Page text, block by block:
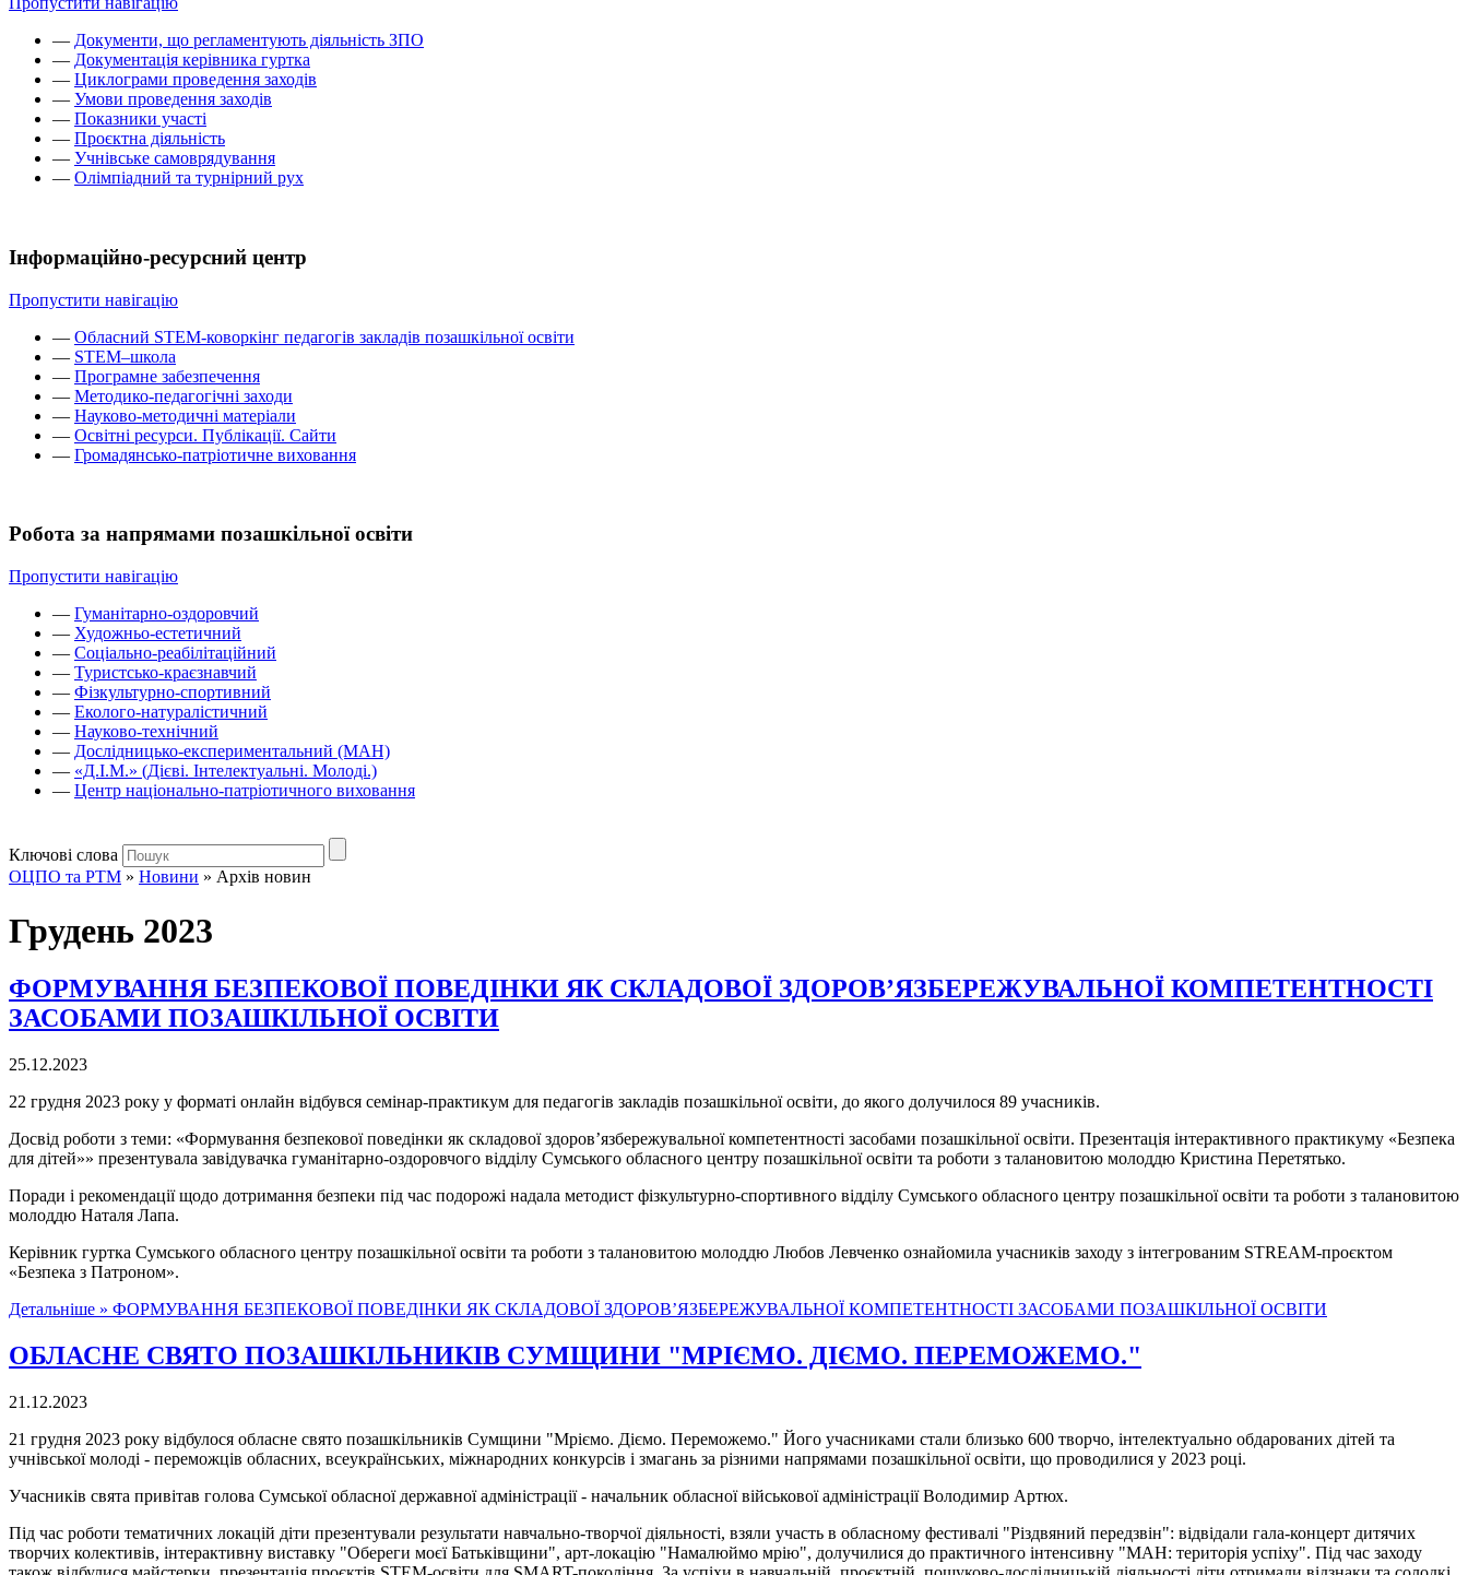
— Документи, що регламентують діяльність ЗПО
— Документація керівника гуртка
— Циклограми проведення заходів
— Умови проведення заходів
— Показники участі
— Проєктна діяльність
— Учнівське самоврядування
— Олімпіадний та турнірний рух
Інформаційно-ресурсний центр
Пропустити навігацію
— Обласний STEM-коворкінг педагогів закладів позашкільної освіти
— STEM–школа
— Програмне забезпечення
— Методико-педагогічні заходи
— Науково-методичні матеріали
— Освітні ресурси. Публікації. Сайти
— Громадянсько-патріотичне виховання
Робота за напрямами позашкільної освіти
Пропустити навігацію
— Гуманітарно-оздоровчий
— Художньо-естетичний
— Соціально-реабілітаційний
— Туристсько-краєзнавчий
— Фізкультурно-спортивний
— Еколого-натуралістичний
— Науково-технічний
— Дослідницько-експериментальний (МАН)
— «Д.І.М.» (Дієві. Інтелектуальні. Молоді.)
— Центр національно-патріотичного виховання
Ключові слова
ОЦПО та РТМ » Новини » Архів новин
Грудень 2023
ФОРМУВАННЯ БЕЗПЕКОВОЇ ПОВЕДІНКИ ЯК СКЛАДОВОЇ ЗДОРОВ’ЯЗБЕРЕЖУВАЛЬНОЇ КОМПЕТЕНТНОСТІ
ЗАСОБАМИ ПОЗАШКІЛЬНОЇ ОСВІТИ
25.12.2023
22 грудня 2023 року у форматі онлайн відбувся семінар-практикум для педагогів закладів позашкільної освіти, до якого долучилося 89 учасників.
Досвід роботи з теми: «Формування безпекової поведінки як складової здоров’язбережувальної компетентності засобами позашкільної освіти. Презентація інтерактивного практикуму «Безпека
для дітей»» презентувала завідувачка гуманітарно-оздоровчого відділу Сумського обласного центру позашкільної освіти та роботи з талановитою молоддю Кристина Перетятько.
Поради і рекомендації щодо дотримання безпеки під час подорожі надала методист фізкультурно-спортивного відділу Сумського обласного центру позашкільної освіти та роботи з талановитою
молоддю Наталя Лапа.
Керівник гуртка Сумського обласного центру позашкільної освіти та роботи з талановитою молоддю Любов Левченко ознайомила учасників заходу з інтегрованим STREAM-проєктом
«Безпека з Патроном».
Детальніше » ФОРМУВАННЯ БЕЗПЕКОВОЇ ПОВЕДІНКИ ЯК СКЛАДОВОЇ ЗДОРОВ’ЯЗБЕРЕЖУВАЛЬНОЇ КОМПЕТЕНТНОСТІ ЗАСОБАМИ ПОЗАШКІЛЬНОЇ ОСВІТИ
ОБЛАСНЕ СВЯТО ПОЗАШКІЛЬНИКІВ СУМЩИНИ "МРІЄМО. ДІЄМО. ПЕРЕМОЖЕМО."
21.12.2023
21 грудня 2023 року відбулося обласне свято позашкільників Сумщини "Мріємо. Діємо. Переможемо." Його учасниками стали близько 600 творчо, інтелектуально обдарованих дітей та
учнівської молоді - переможців обласних, всеукраїнських, міжнародних конкурсів і змагань за різними напрямами позашкільної освіти, що проводилися у 2023 році.
Учасників свята привітав голова Сумської обласної державної адміністрації - начальник обласної військової адміністрації Володимир Артюх.
Під час роботи тематичних локацій діти презентували результати навчально-творчої діяльності, взяли участь в обласному фестивалі "Різдвяний передзвін": відвідали гала-концерт дитячих
творчих колективів, інтерактивну виставку "Обереги моєї Батьківщини", арт-локацію "Намалюймо мрію", долучилися до практичного інтенсивну "МАН: територія успіху". Під час заходу